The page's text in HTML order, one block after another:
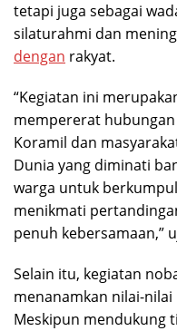
tetapi juga sebagai
silaturahmi dan
dengan rakyat.
“Kegiatan ini
mempererat
Koramil dan
Dunia yang diminati
warga untuk
menikmati
penuh kebersamaan,”
Selain itu, kegiatan
menanamkan nilai-
Meskipun mendukung